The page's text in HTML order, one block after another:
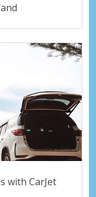
with CarJet